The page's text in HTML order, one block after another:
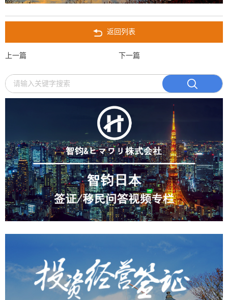
返回列表
上一篇 下一篇